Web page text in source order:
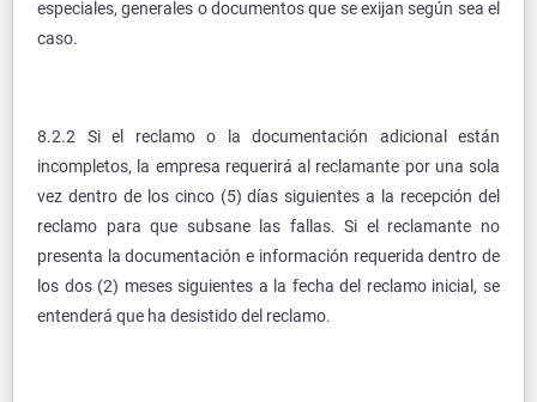
especiales, generales o documentos que se exijan según sea el
caso.
8.2.2 Si el reclamo o la documentación adicional están
incompletos, la empresa requerirá al reclamante por una sola
vez dentro de los cinco (5) días siguientes a la recepción del
reclamo para que subsane las fallas. Si el reclamante no
presenta la documentación e información requerida dentro de
los dos (2) meses siguientes a la fecha del reclamo inicial, se
entenderá que ha desistido del reclamo.